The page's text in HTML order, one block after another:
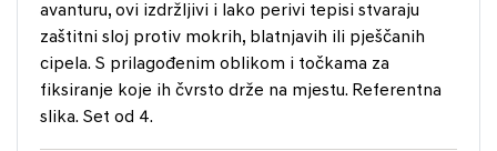
avanturu, ovi izdržljivi i lako perivi tepisi stvaraju
zaštitni sloj protiv mokrih, blatnjavih ili pješčanih
cipela. S prilagođenim oblikom i točkama za
fiksiranje koje ih čvrsto drže na mjestu. Referentna
slika. Set od 4.